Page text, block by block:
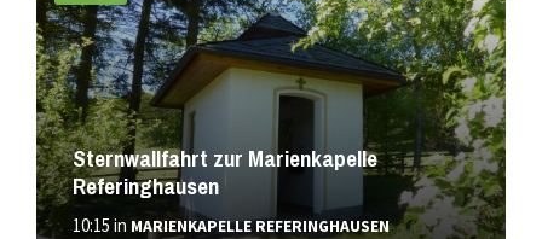
Sternwallfahrt zur Marienkapelle
Referinghausen
10:15 in MARIENKAPELLE REFERINGHAUSEN